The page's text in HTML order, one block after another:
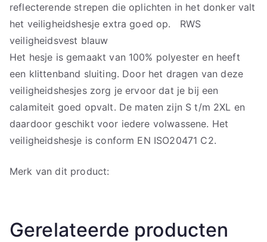
reflecterende strepen die oplichten in het donker valt
het veiligheidshesje extra goed op. RWS
veiligheidsvest blauw
Het hesje is gemaakt van 100% polyester en heeft
een klittenband sluiting. Door het dragen van deze
veiligheidshesjes zorg je ervoor dat je bij een
calamiteit goed opvalt. De maten zijn S t/m 2XL en
daardoor geschikt voor iedere volwassene. Het
veiligheidshesje is conform EN ISO20471 C2.
Merk van dit product:
Gerelateerde producten